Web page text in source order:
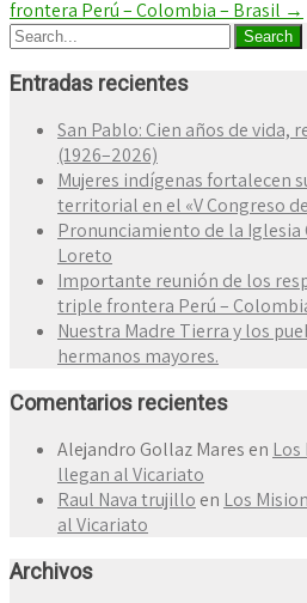
frontera Perú – Colombia – Brasil →
Entradas recientes
San Pablo: Cien años de vida,
(1926–2026)
Mujeres indígenas fortalecen
territorial en el «V Congreso
Pronunciamiento de la
Loreto
Importante reunión de los
triple frontera Perú –
Nuestra Madre Tierra y los
hermanos mayores.
Comentarios recientes
Alejandro Gollaz Mares en
llegan al Vicariato
Raul Nava trujillo en Los
al Vicariato
Archivos